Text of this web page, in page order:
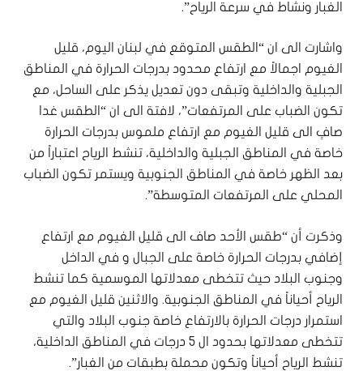
الغبار ونشاط في سرعة الرياح”.
‏واشارت الى ان “الطقس المتوقع في لبنان اليوم، قليل
الغيوم اجمالاً مع ارتفاع محدود بدرجات الحرارة في المناطق
الجبلية والداخلية وتبقى دون تعديل يذكر على الساحل، مع
تكون الضباب على المرتفعات”، لافتة الى ان “الطقس غدا
صافٍ الى قليل الغيوم مع ارتفاع ملموس بدرجات الحرارة
خاصة في المناطق الجبلية والداخلية، تنشط الرياح اعتباراً من
بعد الظهر خاصة في المناطق الجنوبية ويستمر تكون الضباب
المحلي على المرتفعات المتوسطة”.
‏وذكرت أن “طقس الأحد صاف الى قليل الغيوم مع ارتفاع
إضافي بدرجات الحرارة خاصة على الجبال و في الداخل
وجنوب البلاد حيث تتخطى معدلاتها الموسمية كما تنشط
الرياح أحياناً في المناطق الجنوبية. والاثنين قليل الغيوم مع
استمرار درجات الحرارة بالارتفاع خاصة جنوب البلاد والتي
تتخطى معدلاتها بحدود ال ٥ درجات في المناطق الداخلية،
تنشط الرياح أحياناً وتكون محملة بطبقات من الغبار”.